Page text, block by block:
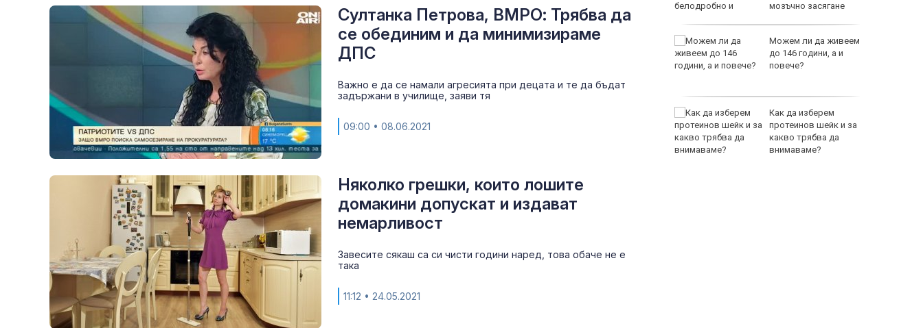
Султанка Петрова, ВМРО: Трябва да
се обединим и да минимизираме
ДПС
Важно е да се намали агресията при децата и те да бъдат
задържани в училище, заяви тя
09:00 • 08.06.2021
Няколко грешки, които лошите
домакини допускат и издават
немарливост
Завесите сякаш са си чисти години наред, това обаче не е
така
11:12 • 24.05.2021
Атака на хутите срещу
нови удари
мозъчно засягане
Можем ли да живеем
до 146 години, а и
повече?
Как да изберем
протеинов шейк и за
какво трябва да
внимаваме?